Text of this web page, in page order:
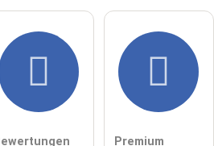
Premium